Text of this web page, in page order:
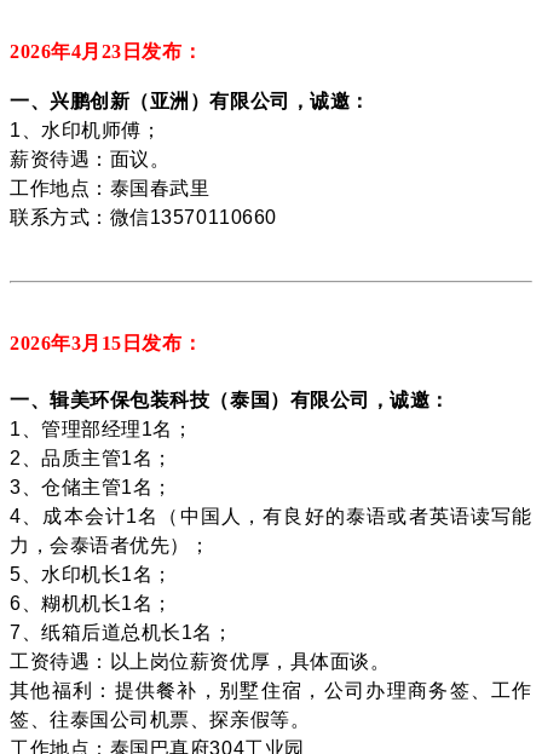
2026年4月23 日发布：
一、兴鹏创新（亚洲）有限公司，诚邀：
1、水印机师傅；
薪资待遇：面议。
工作地点：泰国春武里
联系方式：微信13570110660
2026年3月15 日发布：
一、辑美环保包装科技（泰国）有限公司，诚邀：
1、管理部经理1名；
2、品质主管1名；
3、仓储主管1名；
4、成本会计1名（中国人，有良好的泰语或者英语读写能
力，会泰语者优先）；
5、水印机长1名；
6、糊机机长1名；
7、纸箱后道总机长1名；
工资待遇：以上岗位薪资优厚，具体面谈。
其他福利：提供餐补，别墅住宿，公司办理商务签、工作
签、往泰国公司机票、探亲假等。
工作地点：泰国巴真府304工业园